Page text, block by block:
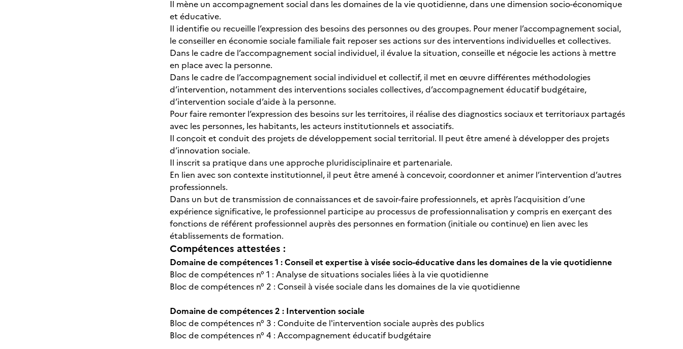
Il mène un accompagnement social dans les domaines de la vie quotidienne, dans une dimension socio-économique
et éducative.
Il identifie ou recueille l’expression des besoins des personnes ou des groupes. Pour mener l’accompagnement social,
le conseiller en économie sociale familiale fait reposer ses actions sur des interventions individuelles et collectives.
Dans le cadre de l’accompagnement social individuel, il évalue la situation, conseille et négocie les actions à mettre
en place avec la personne.
Dans le cadre de l’accompagnement social individuel et collectif, il met en œuvre différentes méthodologies
d’intervention, notamment des interventions sociales collectives, d’accompagnement éducatif budgétaire,
d’intervention sociale d’aide à la personne.
Pour faire remonter l’expression des besoins sur les territoires, il réalise des diagnostics sociaux et territoriaux partagés
avec les personnes, les habitants, les acteurs institutionnels et associatifs.
Il conçoit et conduit des projets de développement social territorial. Il peut être amené à développer des projets
d’innovation sociale.
Il inscrit sa pratique dans une approche pluridisciplinaire et partenariale.
En lien avec son contexte institutionnel, il peut être amené à concevoir, coordonner et animer l’intervention d’autres
professionnels.
Dans un but de transmission de connaissances et de savoir-faire professionnels, et après l’acquisition d’une
expérience significative, le professionnel participe au processus de professionnalisation y compris en exerçant des
fonctions de référent professionnel auprès des personnes en formation (initiale ou continue) en lien avec les
établissements de formation.
Compétences attestées :
Domaine de compétences 1 : Conseil et expertise à visée socio-éducative dans les domaines de la vie quotidienne
Bloc de compétences n° 1 : Analyse de situations sociales liées à la vie quotidienne
Bloc de compétences n° 2 : Conseil à visée sociale dans les domaines de la vie quotidienne
Domaine de compétences 2 : Intervention sociale
Bloc de compétences n° 3 : Conduite de l'intervention sociale auprès des publics
Bloc de compétences n° 4 : Accompagnement éducatif budgétaire